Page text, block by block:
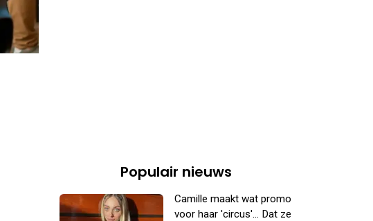
Populair nieuws
Camille maakt wat promo
voor haar 'circus'... Dat ze